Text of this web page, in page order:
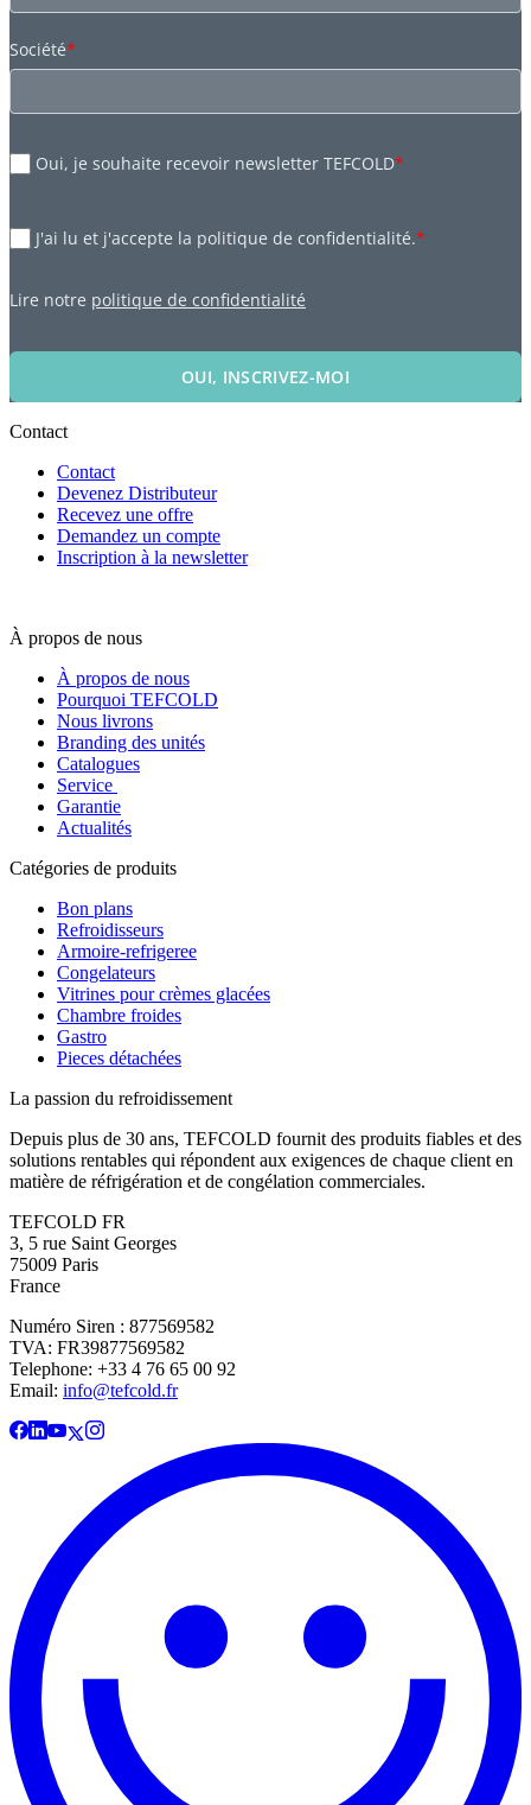
Société*
Oui, je souhaite recevoir newsletter TEFCOLD*
J'ai lu et j'accepte la politique de confidentialité.*
Lire notre politique de confidentialité
OUI, INSCRIVEZ-MOI
Contact
Contact
Devenez Distributeur
Recevez une offre
Demandez un compte
Inscription à la newsletter
À propos de nous
À propos de nous
Pourquoi TEFCOLD
Nous livrons
Branding des unités
Catalogues
Service
Garantie
Actualités
Catégories de produits
Bon plans
Refroidisseurs
Armoire-refrigeree
Congelateurs
Vitrines pour crèmes glacées
Chambre froides
Gastro
Pieces détachées
La passion du refroidissement
Depuis plus de 30 ans, TEFCOLD fournit des produits fiables et des
solutions rentables qui répondent aux exigences de chaque client en
matière de réfrigération et de congélation commerciales.
TEFCOLD FR
3, 5 rue Saint Georges
75009 Paris
France
Numéro Siren : 877569582
TVA: FR39877569582
Telephone: +33 4 76 65 00 92
Email: info@tefcold.fr